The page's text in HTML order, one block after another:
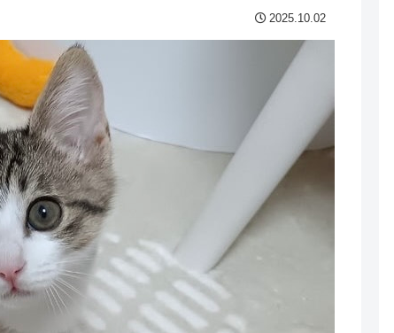
2025.10.02